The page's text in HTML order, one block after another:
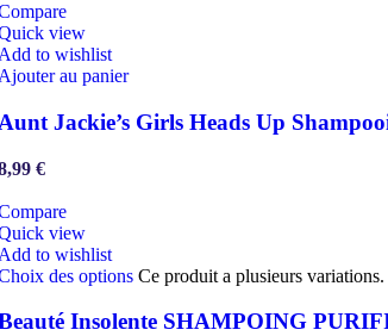
view
to wishlist
au panier
Jackie’s Girls Heads Up
€
view
to wishlist
des options Ce produit a plusieurs
Insolente SHAMPOING